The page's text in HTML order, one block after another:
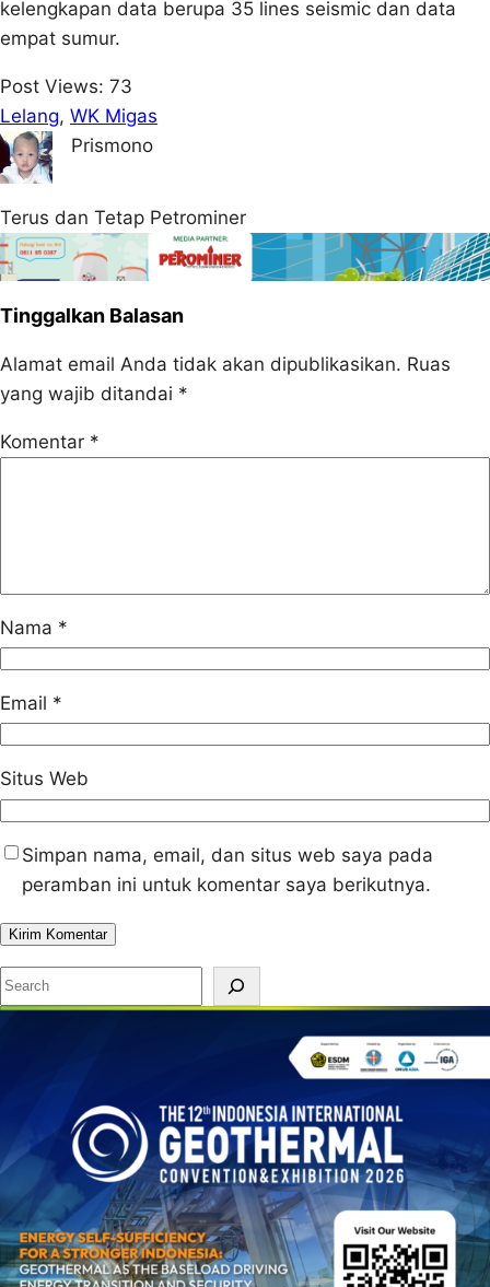
kelengkapan data berupa 35 lines seismic dan data
empat sumur.
Post Views: 73
Lelang, WK Migas
Prismono
Terus dan Tetap Petrominer
Tinggalkan Balasan
Alamat email Anda tidak akan dipublikasikan. Ruas
yang wajib ditandai *
Komentar *
Nama *
Email *
Situs Web
Simpan nama, email, dan situs web saya pada
peramban ini untuk komentar saya berikutnya.
S
e